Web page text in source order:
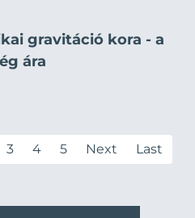
gravitáció kora - a
ára
3 4 5 Next Last